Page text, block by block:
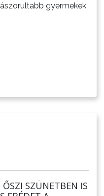
gyermekek
SZÜNETBEN IS